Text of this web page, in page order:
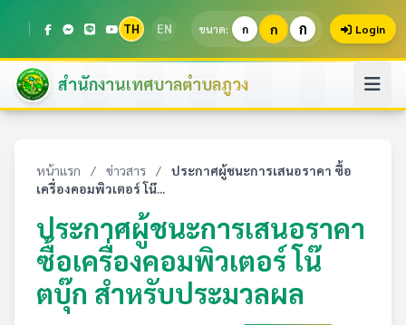
TH EN ขนาด: ก ก ก Login
สำนักงานเทศบาลตำบลภูวง
หน้าแรก / ข่าวสาร /
ประกาศผู้ชนะการเสนอราคา ซื้อ
เครื่องคอมพิวเตอร์ โน๊...
ประกาศผู้ชนะการเสนอราคา
ซื้อเครื่องคอมพิวเตอร์ โน๊
ตบุ๊ก สำหรับประมวลผล